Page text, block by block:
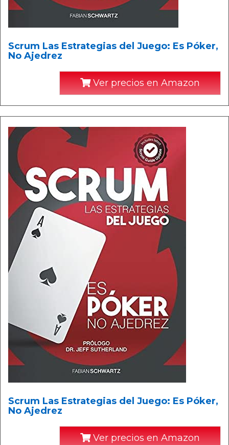
Scrum Las Estrategias del Juego: Es Póker,
No Ajedrez
Ver precios en Amazon
Scrum Las Estrategias del Juego: Es Póker,
No Ajedrez
Ver precios en Amazon